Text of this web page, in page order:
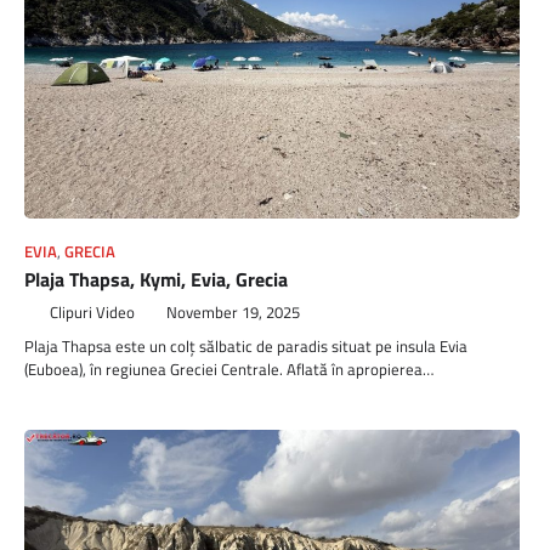
EVIA, GRECIA
Plaja Thapsa, Kymi, Evia, Grecia
Clipuri Video November 19, 2025
Plaja Thapsa este un colț sălbatic de paradis situat pe insula Evia
(Euboea), în regiunea Greciei Centrale. Aflată în apropierea…